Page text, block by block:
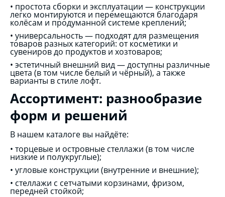
• простота сборки и эксплуатации — конструкции
легко монтируются и перемещаются благодаря
колёсам и продуманной системе креплений;
• универсальность — подходят для размещения
товаров разных категорий: от косметики и
сувениров до продуктов и хозтоваров;
• эстетичный внешний вид — доступны различные
цвета (в том числе белый и чёрный), а также
варианты в стиле лофт.
Ассортимент: разнообразие
форм и решений
В нашем каталоге вы найдёте:
• торцевые и островные стеллажи (в том числе
низкие и полукруглые);
• угловые конструкции (внутренние и внешние);
• стеллажи с сетчатыми корзинами, фризом,
передней стойкой;